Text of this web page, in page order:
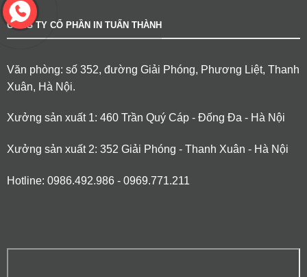
CÔNG TY CỔ PHẦN IN TUẤN THÀNH
Văn phòng: số 352, đường Giải Phóng, Phương Liệt, Thanh
Xuân, Hà Nội.
Xưởng sản xuất 1: 460 Trần Quý Cáp - Đống Đa - Hà Nội
Xưởng sản xuất 2: 352 Giải Phóng - Thanh Xuân - Hà Nội
Hotline: 0986.492.986 - 0969.771.211